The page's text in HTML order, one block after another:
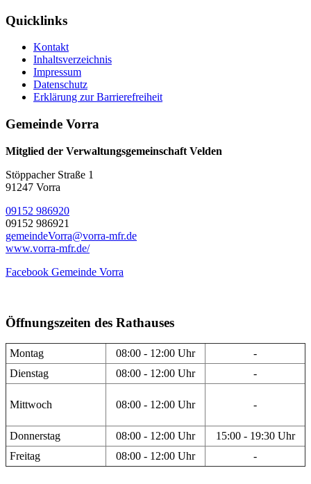
Quicklinks
Kontakt
Inhaltsverzeichnis
Impressum
Datenschutz
Erklärung zur Barrierefreiheit
Gemeinde Vorra
Mitglied der Verwaltungsgemeinschaft Velden
Stöppacher Straße 1
91247 Vorra
09152 986920
09152 986921
gemeindeVorra@vorra-mfr.de
www.vorra-mfr.de/
Facebook Gemeinde Vorra
Öffnungszeiten des Rathauses
Montag 08:00 - 12:00 Uhr
-
Dienstag
08:00 - 12:00 Uhr -
Mittwoch 08:00 - 12:00 Uhr -
Donnerstag 08:00 - 12:00 Uhr
15:00 - 19:30 Uhr
Freitag
08:00 - 12:00 Uhr -